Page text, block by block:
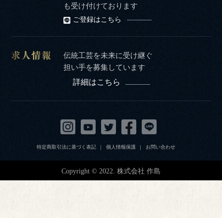
も受け付けております
ご登録はこちら
伝統工芸を未来に受け継ぐ
担い手を募集しています
詳細はこちら
特定商取引法に基づく表記 個人情報保護 お問い合わせ
Copyright © 2022. 株式会社 作島